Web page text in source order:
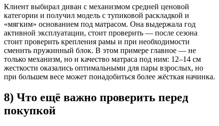
Клиент выбирал диван с механизмом средней ценовой
категории и получил модель с тупиковой раскладкой и
«мягким» основанием под матрасом. Она выдержала год
активной эксплуатации, стоит проверить — после сезона
стоит проверить крепления рамы и при необходимости
сменить пружинный блок. В этом примере главное — не
только механизм, но и качество матраса под ним: 12–14 см
жесткости оказались оптимальными для пары взрослых, но
при большем весе может понадобиться более жёсткая начинка.
8) Что ещё важно проверить перед
покупкой